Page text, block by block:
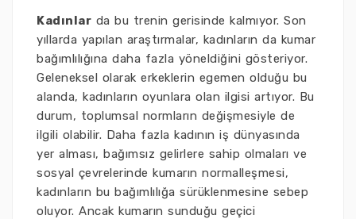
Kadınlar da bu trenin gerisinde kalmıyor. Son
yıllarda yapılan araştırmalar, kadınların da kumar
bağımlılığına daha fazla yöneldiğini gösteriyor.
Geleneksel olarak erkeklerin egemen olduğu bu
alanda, kadınların oyunlara olan ilgisi artıyor. Bu
durum, toplumsal normların değişmesiyle de
ilgili olabilir. Daha fazla kadının iş dünyasında
yer alması, bağımsız gelirlere sahip olmaları ve
sosyal çevrelerinde kumarın normalleşmesi,
kadınların bu bağımlılığa sürüklenmesine sebep
oluyor. Ancak kumarın sunduğu geçici